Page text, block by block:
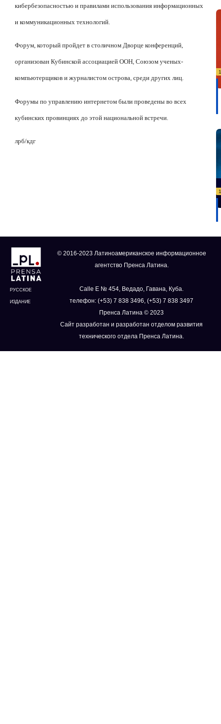
кибербезопасностью и правилами использования информационных
и коммуникационных технологий.
Форум, который пройдет в столичном Дворце конференций,
организован Кубинской ассоциацией ООН, Союзом ученых-
компьютерщиков и журналистом острова, среди других лиц.
Форумы по управлению интернетом были проведены во всех
кубинских провинциях до этой национальной встречи.
лрб/кдг
РУССКОЕ
ИЗДАНИЕ
© 2016-2023 Латиноамериканское информационное
агентство Пренса Латина.
Calle E № 454, Ведадо, Гавана, Куба.
телефон: (+53) 7 838 3496, (+53) 7 838 3497
Пренса Латина © 2023
Сайт разработан и разработан отделом развития
технического отдела Пренса Латина.